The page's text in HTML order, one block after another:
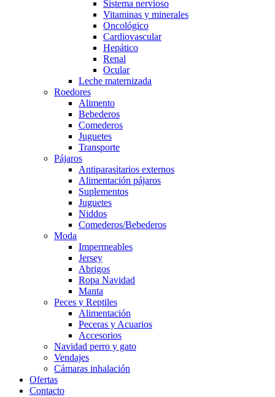
Sistema nervioso
Vitaminas y minerales
Oncológico
Cardiovascular
Hepático
Renal
Ocular
Leche maternizada
Roedores
Alimento
Bebederos
Comederos
Juguetes
Transporte
Pájaros
Antiparasitarios externos
Alimentación pájaros
Suplementos
Juguetes
Niddos
Comederos/Bebederos
Moda
Impermeables
Jersey
Abrigos
Ropa Navidad
Manta
Peces y Reptiles
Alimentación
Peceras y Acuarios
Accesorios
Navidad perro y gato
Vendajes
Cámaras inhalación
Ofertas
Contacto